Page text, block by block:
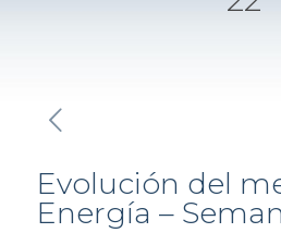
Evolución del
Energía –